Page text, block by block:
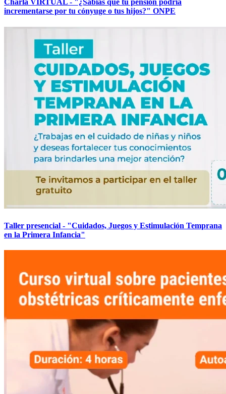
Charla VIRTUAL - "¿Sabías que tu pensión podría
incrementarse por tu cónyuge o tus hijos?" ONPE
Taller presencial - "Cuidados, Juegos y Estimulación Temprana
en la Primera Infancia"